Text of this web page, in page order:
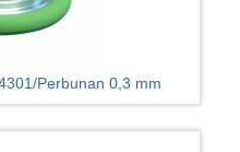
Perbunan 0,3 mm